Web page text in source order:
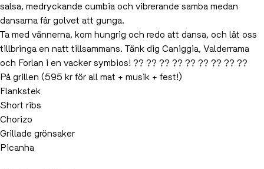
salsa, medryckande cumbia och vibrerande samba medan
dansarna får golvet att gunga.
Ta med vännerna, kom hungrig och redo att dansa, och låt oss
tillbringa en natt tillsammans. Tänk dig Caniggia, Valderrama
och Forlan i en vacker symbios! ?? ?? ?? ?? ?? ?? ?? ?? ??
På grillen (595 kr för all mat + musik + fest!)
Flankstek
Short ribs
Chorizo
Grillade grönsaker
Picanha